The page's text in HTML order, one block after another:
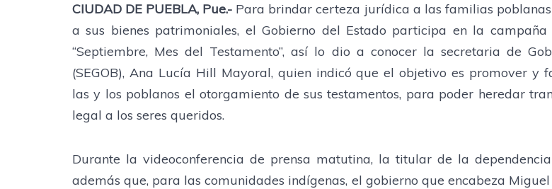
CIUDAD DE PUEBLA, Pue.- Para brindar certeza jurídica a las familias
a sus bienes patrimoniales, el Gobierno del Estado participa en la campaña
“Septiembre, Mes del Testamento”, así lo dio a conocer la secretaria de
(SEGOB), Ana Lucía Hill Mayoral, quien indicó que el objetivo es promover y
las y los poblanos el otorgamiento de sus testamentos, para poder heredar
legal a los seres queridos.
Durante la videoconferencia de prensa matutina, la titular de la
además que, para las comunidades indígenas, el gobierno que encabeza